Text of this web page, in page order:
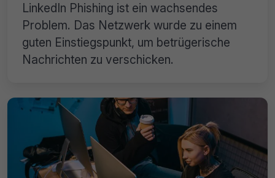
LinkedIn Phishing ist ein wachsendes
Problem. Das Netzwerk wurde zu einem
guten Einstiegspunkt, um betrügerische
Nachrichten zu verschicken.